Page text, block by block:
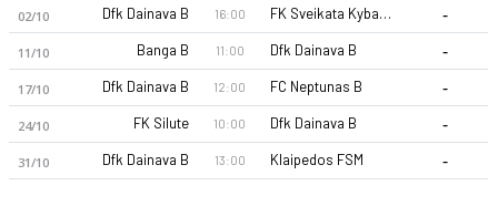
02/10 Dfk Dainava B 16:00 FK Sveikata Kybartai -
11/10 Banga B 11:00 Dfk Dainava B -
17/10 Dfk Dainava B 12:00 FC Neptunas B -
24/10 FK Silute 10:00 Dfk Dainava B -
31/10 Dfk Dainava B 13:00 Klaipedos FSM -